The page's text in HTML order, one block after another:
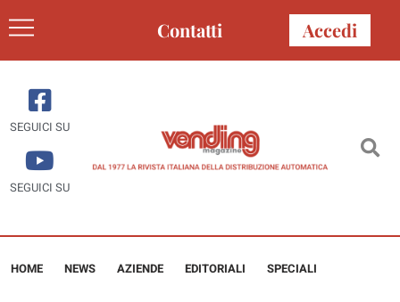
Contatti Accedi
SEGUICI SU
SEGUICI SU
HOME NEWS AZIENDE EDITORIALI SPECIALI